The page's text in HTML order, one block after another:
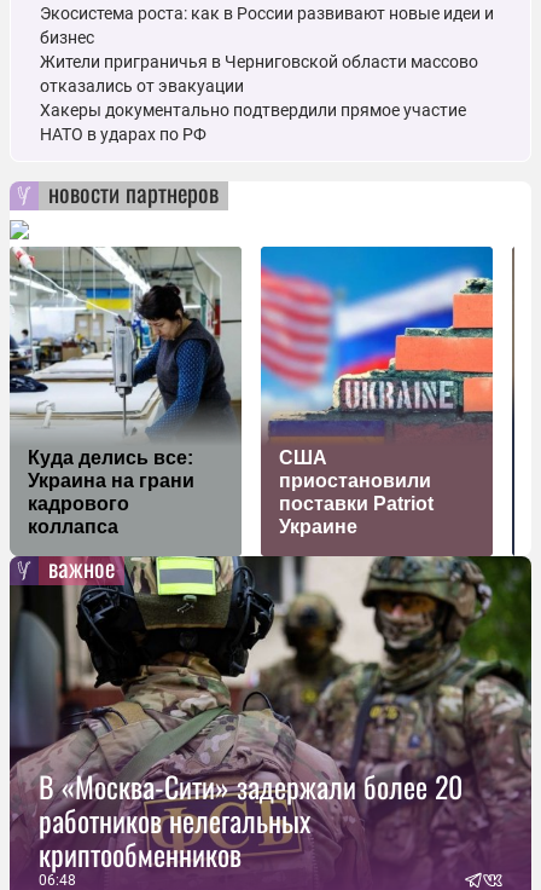
Экосистема роста: как в России развивают новые идеи и
бизнес
Жители приграничья в Черниговской области массово
отказались от эвакуации
Хакеры документально подтвердили прямое участие
НАТО в ударах по РФ
новости партнеров
Куда делись все:
Украина на грани
кадрового
коллапса
США
приостановили
поставки Patriot
Украине
важное
В «Москва-Сити» задержали более 20
работников нелегальных
криптообменников
06:48